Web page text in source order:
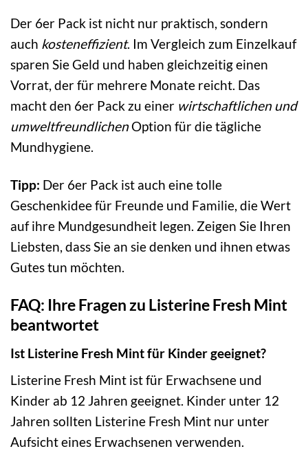
Der 6er Pack ist nicht nur praktisch, sondern
auch kosteneffizient. Im Vergleich zum Einzelkauf
sparen Sie Geld und haben gleichzeitig einen
Vorrat, der für mehrere Monate reicht. Das
macht den 6er Pack zu einer wirtschaftlichen und
umweltfreundlichenOption für die tägliche
Mundhygiene.
Tipp: Der 6er Pack ist auch eine tolle
Geschenkidee für Freunde und Familie, die Wert
auf ihre Mundgesundheit legen. Zeigen Sie Ihren
Liebsten, dass Sie an sie denken und ihnen etwas
Gutes tun möchten.
FAQ: Ihre Fragen zu Listerine Fresh Mint
beantwortet
Ist Listerine Fresh Mint für Kinder geeignet?
Listerine Fresh Mint ist für Erwachsene und
Kinder ab 12 Jahren geeignet. Kinder unter 12
Jahren sollten Listerine Fresh Mint nur unter
Aufsicht eines Erwachsenen verwenden.